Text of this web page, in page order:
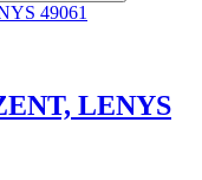
LENYS